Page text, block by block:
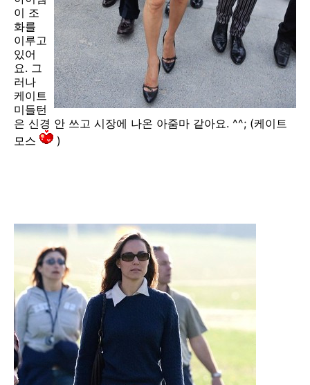
이 조
화를
이루고
있어
요. 그
러나
케이트
미들턴
은 신경 안 쓰고 시장에 나온 아줌마 같아요. ^^; (케이트
모스
)